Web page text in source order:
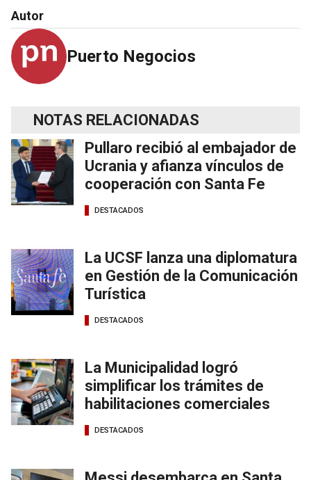
Autor
Puerto Negocios
NOTAS RELACIONADAS
Pullaro recibió al embajador de
Ucrania y afianza vínculos de
cooperación con Santa Fe
DESTACADOS
La UCSF lanza una diplomatura
en Gestión de la Comunicación
Turística
DESTACADOS
La Municipalidad logró
simplificar los trámites de
habilitaciones comerciales
DESTACADOS